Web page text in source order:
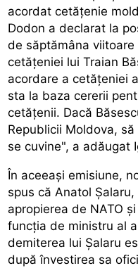
acordat cetățenie
Dodon a declarat la
de săptămâna
cetățeniei lui Traian
acordare a cetățeniei
sta la baza cererii
cetățenii. Dacă
Republicii Moldova,
se cuvine", a adăugat
În aceeași emisiune,
spus că Anatol
apropierea de NATO
funcția de ministru al
demiterea lui Șalaru
după învestirea sa